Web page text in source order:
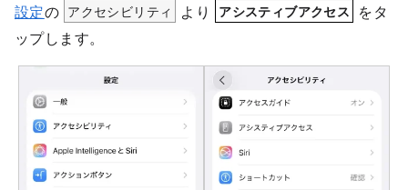
設定の アクセシビリティ より アシスティブアクセス をタ
ップします。